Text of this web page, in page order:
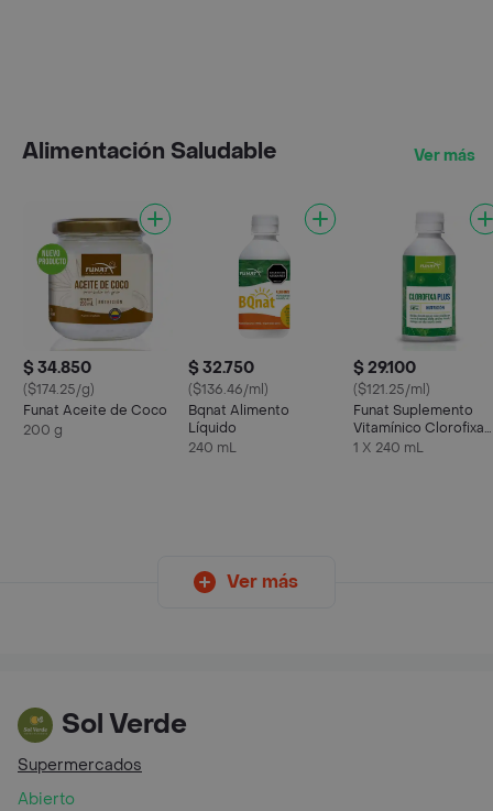
Alimentación Saludable Ver más
$ 34.850
($174.25/g)
Funat Aceite de Coco
200 g
$ 32.750
($136.46/ml)
Bqnat Alimento
Líquido
240 mL
$ 29.100
($121.25/ml)
Funat Suplemento
Vitamínico Clorofixa
Plus
1 X 240 mL
Ver más
Sol Verde
Supermercados
Abierto